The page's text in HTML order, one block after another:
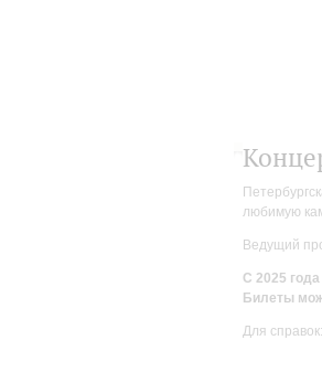
любимую
Ведущий
С 2025
Билеты
Для справок: